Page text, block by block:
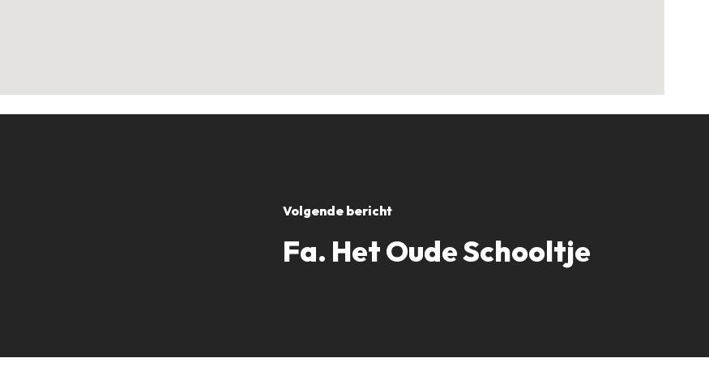
Volgende bericht
Fa. Het Oude Schooltje